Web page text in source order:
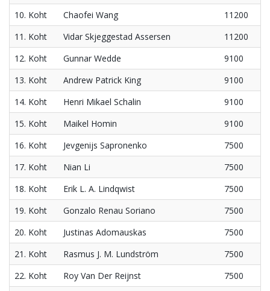
10. Koht
Chaofei Wang
11200
11. Koht
Vidar Skjeggestad Assersen
11200
12. Koht
Gunnar Wedde
9100
13. Koht
Andrew Patrick King
9100
14. Koht
Henri Mikael Schalin
9100
15. Koht
Maikel Homin
9100
16. Koht
Jevgenijs Sapronenko
7500
17. Koht
Nian Li
7500
18. Koht
Erik L. A. Lindqwist
7500
19. Koht
Gonzalo Renau Soriano
7500
20. Koht
Justinas Adomauskas
7500
21. Koht
Rasmus J. M. Lundström
7500
22. Koht
Roy Van Der Reijnst
7500